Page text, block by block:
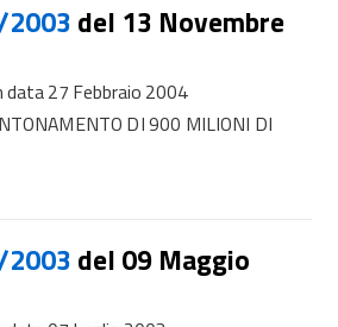
2003 del 13 Novembre
data 27 Febbraio 2004
DI 900 MILIONI DI
2003 del 09 Maggio